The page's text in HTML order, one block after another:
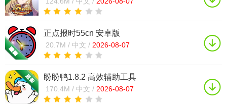
正点报时55cn 安卓版
20.7M / 中文 / 2026-08-07
盼盼鸭1.8.2 高效辅助工具
170.4M / 中文 / 2026-08-07